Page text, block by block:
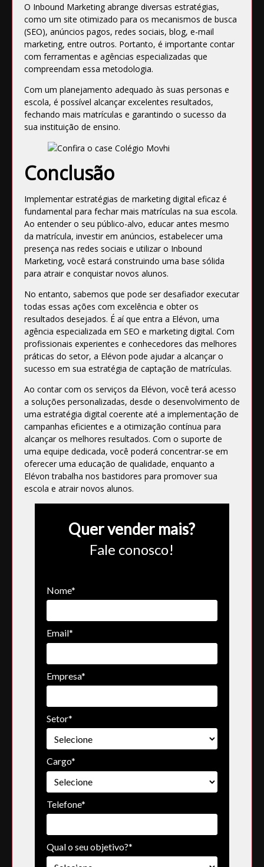
O Inbound Marketing abrange diversas estratégias,
como um site otimizado para os mecanismos de busca
(SEO), anúncios pagos, redes sociais, blog, e-mail
marketing, entre outros. Portanto, é importante contar
com ferramentas e agências especializadas que
compreendam essa metodologia.
Com um planejamento adequado às suas personas e
escola, é possível alcançar excelentes resultados,
fechando mais matrículas e garantindo o sucesso da
sua instituição de ensino.
Conclusão
Implementar estratégias de marketing digital eficaz é
fundamental para fechar mais matrículas na sua escola.
Ao entender o seu público-alvo, educar antes mesmo
da matrícula, investir em anúncios, estabelecer uma
presença nas redes sociais e utilizar o Inbound
Marketing, você estará construindo uma base sólida
para atrair e conquistar novos alunos.
No entanto, sabemos que pode ser desafiador executar
todas essas ações com excelência e obter os
resultados desejados. É aí que entra a Elévon, uma
agência especializada em SEO e marketing digital. Com
profissionais experientes e conhecedores das melhores
práticas do setor, a Elévon pode ajudar a alcançar o
sucesso em sua estratégia de captação de matrículas.
Ao contar com os serviços da Elévon, você terá acesso
a soluções personalizadas, desde o desenvolvimento de
uma estratégia digital coerente até a implementação de
campanhas eficientes e a otimização contínua para
alcançar os melhores resultados. Com o suporte de
uma equipe dedicada, você poderá concentrar-se em
oferecer uma educação de qualidade, enquanto a
Elévon trabalha nos bastidores para promover sua
escola e atrair novos alunos.
Quer vender mais?
Fale conosco!
Nome*
Email*
Empresa*
Setor*
Cargo*
Telefone*
Qual o seu objetivo?*